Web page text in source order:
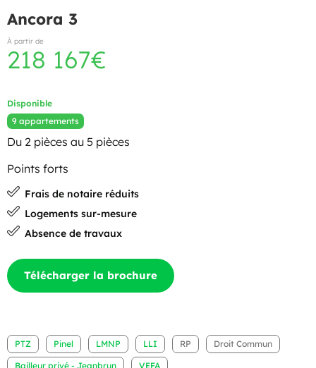
Ancora 3
À partir de
218 167€
Disponible
9 appartements
Du 2 pièces au 5 pièces
Points forts
Frais de notaire réduits
Logements sur-mesure
Absence de travaux
Télécharger la brochure
PTZ Pinel LMNP LLI RP Droit Commun
Bailleur privé - Jeanbrun VEFA